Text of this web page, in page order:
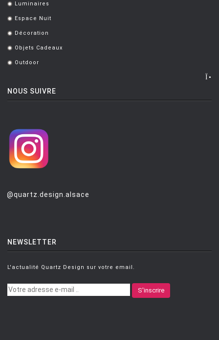
. Luminaires
. Espace Nuit
. Décoration
. Objets Cadeaux
. Outdoor
NOUS SUIVRE
@quartz.design.alsace
NEWSLETTER
L'actualité Quartz Design sur votre email.
S'inscrire